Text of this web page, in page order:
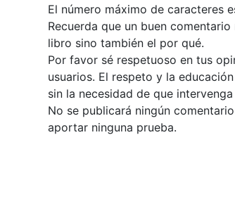
El número máximo de caracteres
Recuerda que un buen
libro sino también el por qué.
Por favor sé respetuoso en tus
usuarios. El respeto y la
sin la necesidad de que
No se publicará ningún
aportar ninguna prueba.